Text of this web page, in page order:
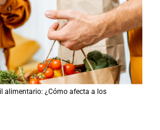
alimentario: ¿Cómo afecta a los